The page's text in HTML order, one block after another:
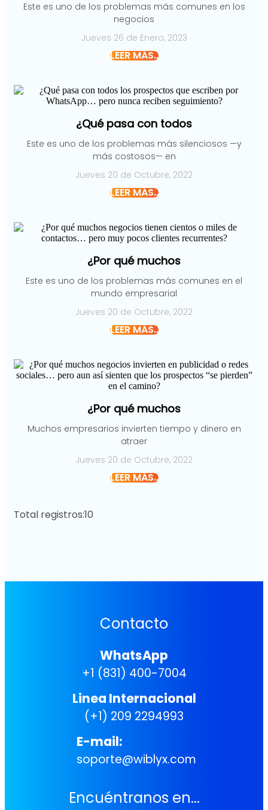
Este es uno de los problemas más comunes en los
negocios
Jueves 26 de Enero, 2023
LEER MÁS..
¿Qué pasa con todos
Este es uno de los problemas más silenciosos —y
más costosos— en
Jueves 20 de Octubre, 2022
LEER MÁS..
¿Por qué muchos
Este es uno de los problemas más comunes en el
mundo empresarial
Jueves 20 de Octubre, 2022
LEER MÁS..
¿Por qué muchos
Muchos empresarios invierten tiempo y dinero en
atraer
Jueves 20 de Octubre, 2022
LEER MÁS..
Total registros:10
Contacto
WhatsApp
+1 (831) 400-7004
Linea Internacional
(+1) 209 2294993
E-mail:
soporte@wiblyx.com
Encuéntranos en...